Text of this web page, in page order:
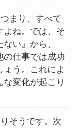
まり、すべて
よね。では、そ
い』から、
の仕事では成功
ょう。これによ
な変化が起こり
そうです。次